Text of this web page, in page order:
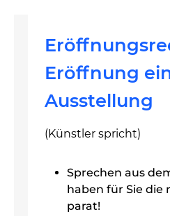
Eröffnung
Ausstellung
(Künstler spricht)
Sprechen aus
haben für Sie die
parat!